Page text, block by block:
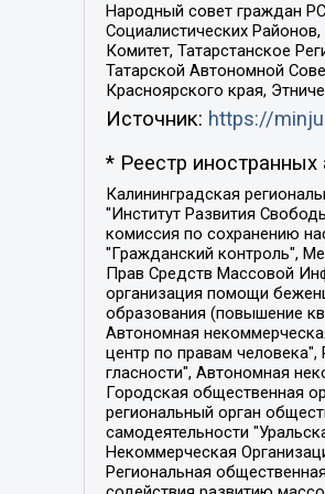
Народный совет граждан
Социалистических
Комитет, Татарстанское
Татарской Автономной
Красноярского края,
Источник: https://
* Реестр иностранных
Калининградская региональная общественная организация "Экозащита!-Женсовет", Фонд содействия защите прав и свобод граждан "Общественный вердикт", Фонд "Институт Развития Свободы Информации", Частное учреждение "Информационное агентство МЕМО. РУ", Региональная общественная организация "Общественная комиссия по сохранению наследия академика Сахарова", Фонд поддержки свободы прессы, Санкт-Петербургская общественная правозащитная организация "Гражданский контроль", Межрегиональная общественная организация "Информационно-просветительский центр "Мемориал", Региональный Фонд "Центр Защиты Прав Средств Массовой Информации", с 05.12.2023 Фонд "Центр Защиты Прав Средств массовой информации", Региональная общественная благотворительная организация помощи беженцам и мигрантам "Гражданское содействие", Негосударственное образовательное учреждение дополнительного профессионального образования (повышение квалификации) специалистов "АКАДЕМИЯ ПО ПРАВАМ ЧЕЛОВЕКА", Свердловская региональная общественная организация "Сутяжник", Автономная некоммерческая организация "Центр независимых социологических исследований", Союз общественных объединений "Российский исследовательский центр по правам человека", Региональное общественное учреждение научно-информационный центр "МЕМОРИАЛ", Некоммерческая организация "Фонд защиты гласности", Автономная некоммерческая организация "Институт прав человека", Городская общественная организация "Екатеринбургское общество "МЕМОРИАЛ", Городская общественная организация "Рязанское историко-просветительское и правозащитное общество "Мемориал" (Рязанский Мемориал), Челябинский региональный